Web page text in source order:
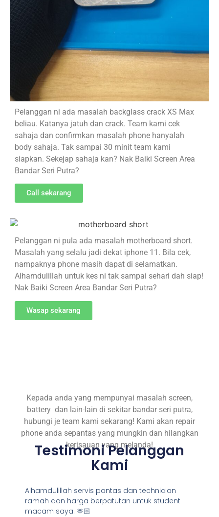
Pelanggan ni ada masalah backglass crack XS Max
beliau. Katanya jatuh dan crack. Team kami cek
sahaja dan confirmkan masalah phone hanyalah
body sahaja. Tak sampai 30 minit team kami
siapkan. Sekejap sahaja kan? Nak Baiki Screen Area
Bandar Seri Putra?
Call sekarang
Pelanggan ni pula ada masalah motherboard short.
Masalah yang selalu jadi dekat iphone 11. Bila cek,
nampaknya phone masih dapat di selamatkan.
Alhamdulillah untuk kes ni tak sampai sehari dah siap!
Nak Baiki Screen Area Bandar Seri Putra?
Wasap sekarang
Kepada anda yang mempunyai masalah screen,
battery dan lain-lain di sekitar bandar seri putra,
hubungi je team kami sekarang! Kami akan repair
phone anda sepantas yang mungkin dan hilangkan
kerisauan yang melanda!
Testimoni Pelanggan
Kami
Alhamdulillah servis pantas dan technician
ramah dan harga berpatutan untuk student
macam saya. 🫶🏻